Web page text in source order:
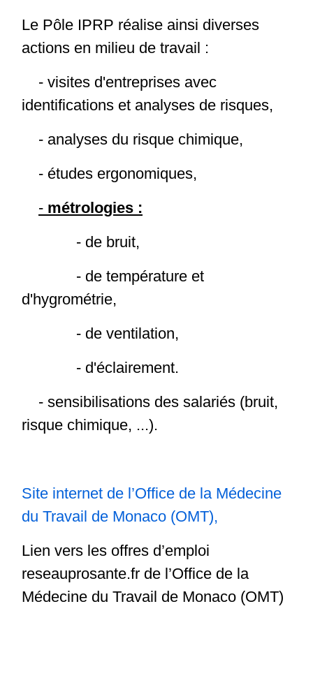
Le Pôle IPRP réalise ainsi diverses
actions en milieu de travail :
- visites d'entreprises avec
identifications et analyses de risques,
- analyses du risque chimique,
- études ergonomiques,
- métrologies :
- de bruit,
- de température et
d'hygrométrie,
- de ventilation,
- d'éclairement.
- sensibilisations des salariés (bruit,
risque chimique, ...).
Site internet de l’Office de la Médecine
du Travail de Monaco (OMT),
Lien vers les offres d’emploi
reseauprosante.fr de l’Office de la
Médecine du Travail de Monaco (OMT)